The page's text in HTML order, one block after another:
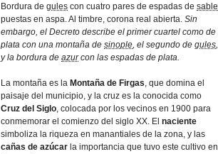
Bordura de gules con cuatro pares de espadas de sable
puestas en aspa. Al timbre, corona real abierta. Sin
embargo, el Decreto describe el primer cuartel como de
plata con una montaña de sinople, el segundo de gules,
y la bordura de azurcon las espadas de plata.
La montaña es la Montaña de Firgas, que domina el
paisaje del municipio, y la cruz es la conocida como
Cruz del Siglo, colocada por los vecinos en 1900 para
conmemorar el comienzo del siglo XX. El naciente
simboliza la riqueza en manantiales de la zona, y las
cañas de azúcar la importancia que tuvo este cultivo en